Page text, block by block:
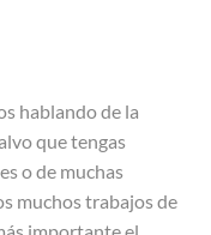
hablando de la
que tengas
o de muchas
muchos trabajos de